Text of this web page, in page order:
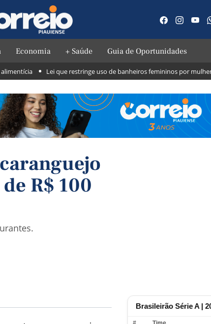
Economia + Saúde Guia de Oportunidades
Lei que restringe uso de banheiros femininos por mulheres
R$ 100